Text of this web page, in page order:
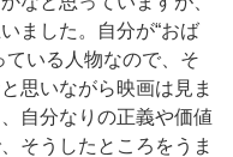
ました。自分が“おば
ている人物なので、そ
思いながら映画は見ま
自分なりの正義や価値
そうしたところをうま